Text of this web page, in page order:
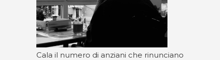
Cala il numero di anziani che rinunciano